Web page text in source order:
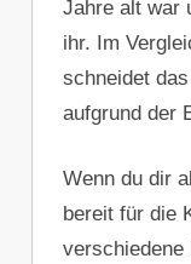
Jahre alt war
ihr. Im
schneidet
aufgrund der
Wenn du dir
bereit für die
verschiedene